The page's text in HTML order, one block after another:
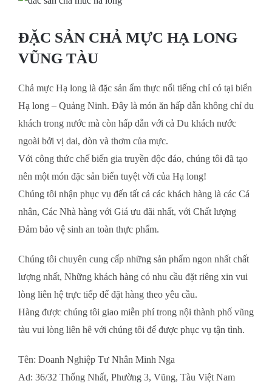
Image
ĐẶC SẢN CHẢ MỰC HẠ LONG
VŨNG TÀU
Chả mực Hạ long là đặc sản ẩm thực nổi tiếng chỉ có tại biển
Hạ long – Quảng Ninh. Đây là món ăn hấp dẫn không chỉ du
khách trong nước mà còn hấp dẫn với cả Du khách nước
ngoài bởi vị dai, dòn và thơm của mực.
Với công thức chế biến gia truyền độc đáo, chúng tôi đã tạo
nên một món đặc sản biển tuyệt vời của Hạ long!
Chúng tôi nhận phục vụ đến tất cả các khách hàng là các Cá
nhân, Các Nhà hàng với Giá ưu đãi nhất, với Chất lượng
Đảm bảo vệ sinh an toàn thực phẩm.
Chúng tôi chuyên cung cấp những sản phẩm ngon nhất chất
lượng nhất, Những khách hàng có nhu cầu đặt riêng xin vui
lòng liên hệ trực tiếp để đặt hàng theo yêu cầu.
Hàng được chúng tôi giao miễn phí trong nội thành phố vũng
tàu vui lòng liên hê với chúng tôi để được phục vụ tận tình.
Tên: Doanh Nghiệp Tư Nhân Minh Nga
Ad: 36/32 Thống Nhất, Phường 3, Vũng, Tàu Việt Nam